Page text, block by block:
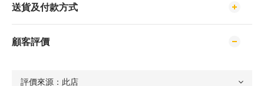
送貨及付款方式
顧客評價